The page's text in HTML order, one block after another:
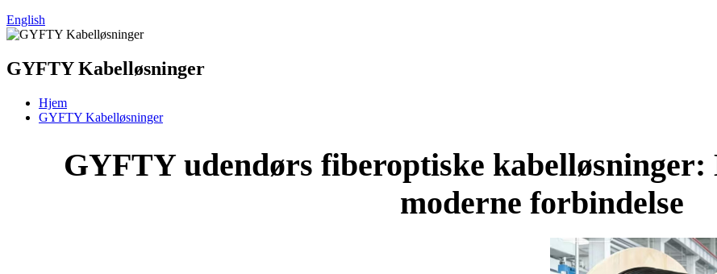
English
GYFTY Kabelløsninger
Hjem
GYFTY Kabelløsninger
GYFTY udendørs fiberoptiske
moderne forbindelse